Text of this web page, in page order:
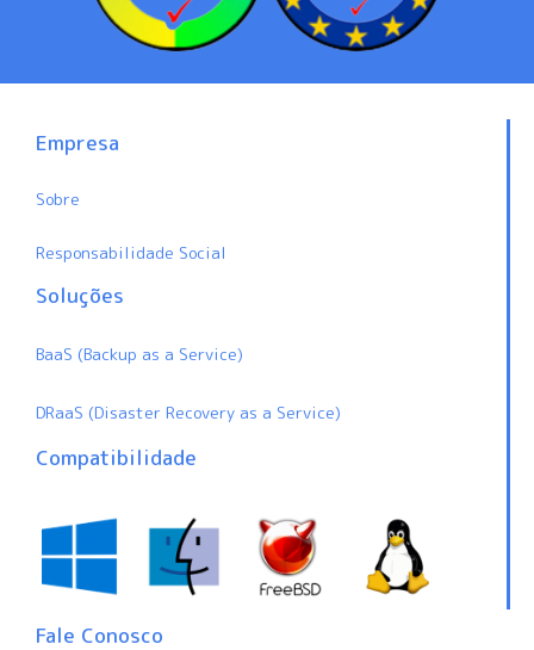
Empresa
Sobre
Responsabilidade Social
Soluções
BaaS (Backup as a Service)
DRaaS (Disaster Recovery as a Service)
Compatibilidade
Fale Conosco